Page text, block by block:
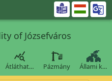

of Józsefváros

Átláthat… Pázmány Állami k…